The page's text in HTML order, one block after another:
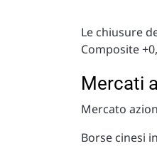
Le chiusure
Composite
Mercati
Mercato
Borse cinesi